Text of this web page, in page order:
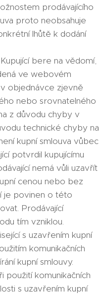
prodávajícího
proto neobsahuje
lhůtě k dodání
bere na vědomí,
ve webovém
objednávce zjevně
nebo srovnatelného
z důvodu chyby v
technické chyby na
kupní smlouva vůbec
potvrdil kupujícímu
nemá vůli uzavřít
cenou nebo bez
je povinen o této
Prodávající
tím vzniklou.
s uzavřením kupní
komunikačních
kupní smlouvy.
použití komunikačních
s uzavřením kupní